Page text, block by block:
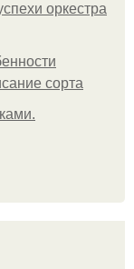
оркестра
сорта